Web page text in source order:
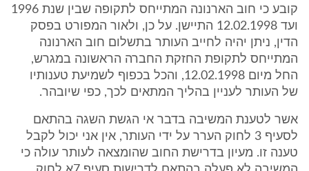
קובע כי חוב הארנונה המתייחס לתקופה שבין שנת 1996
ועד 12.02.1998 התיישן. על כן, ולאור המפורט בפסק
הדין, ניתן יהיה לחייב העותר בתשלום חוב הארנונה
המתייחס לתקופת החזקת החברה הראשונה במגרש,
החל מיום 12.02.1998, והכל בכפוף לשמיעת טענותיו
של העותר לעניין בהליך המתאים לכך, כפי שיובהר.
אשר לטענת המשיבה בדבר אי הגשת השגה בהתאם
לסעיף 3 לחוק הערר על ידי העותר, אין אני יכול לקבל
טענה זו. מעיון בדרישת החוב שהומצאה לעותר עולה כי